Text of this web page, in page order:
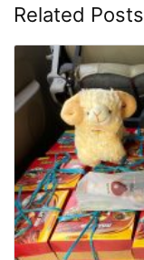
Related Posts